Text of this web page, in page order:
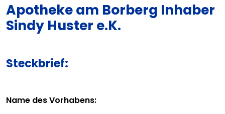
Apotheke am Borberg Inhaber
Sindy Huster e.K.
Steckbrief:
Name des Vorhabens: